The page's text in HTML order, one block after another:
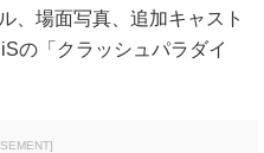
、場面写真、追加キャスト
の「クラッシュパラダイ